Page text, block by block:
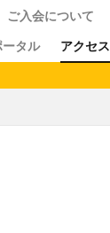
ご入会について
ータル アクセス